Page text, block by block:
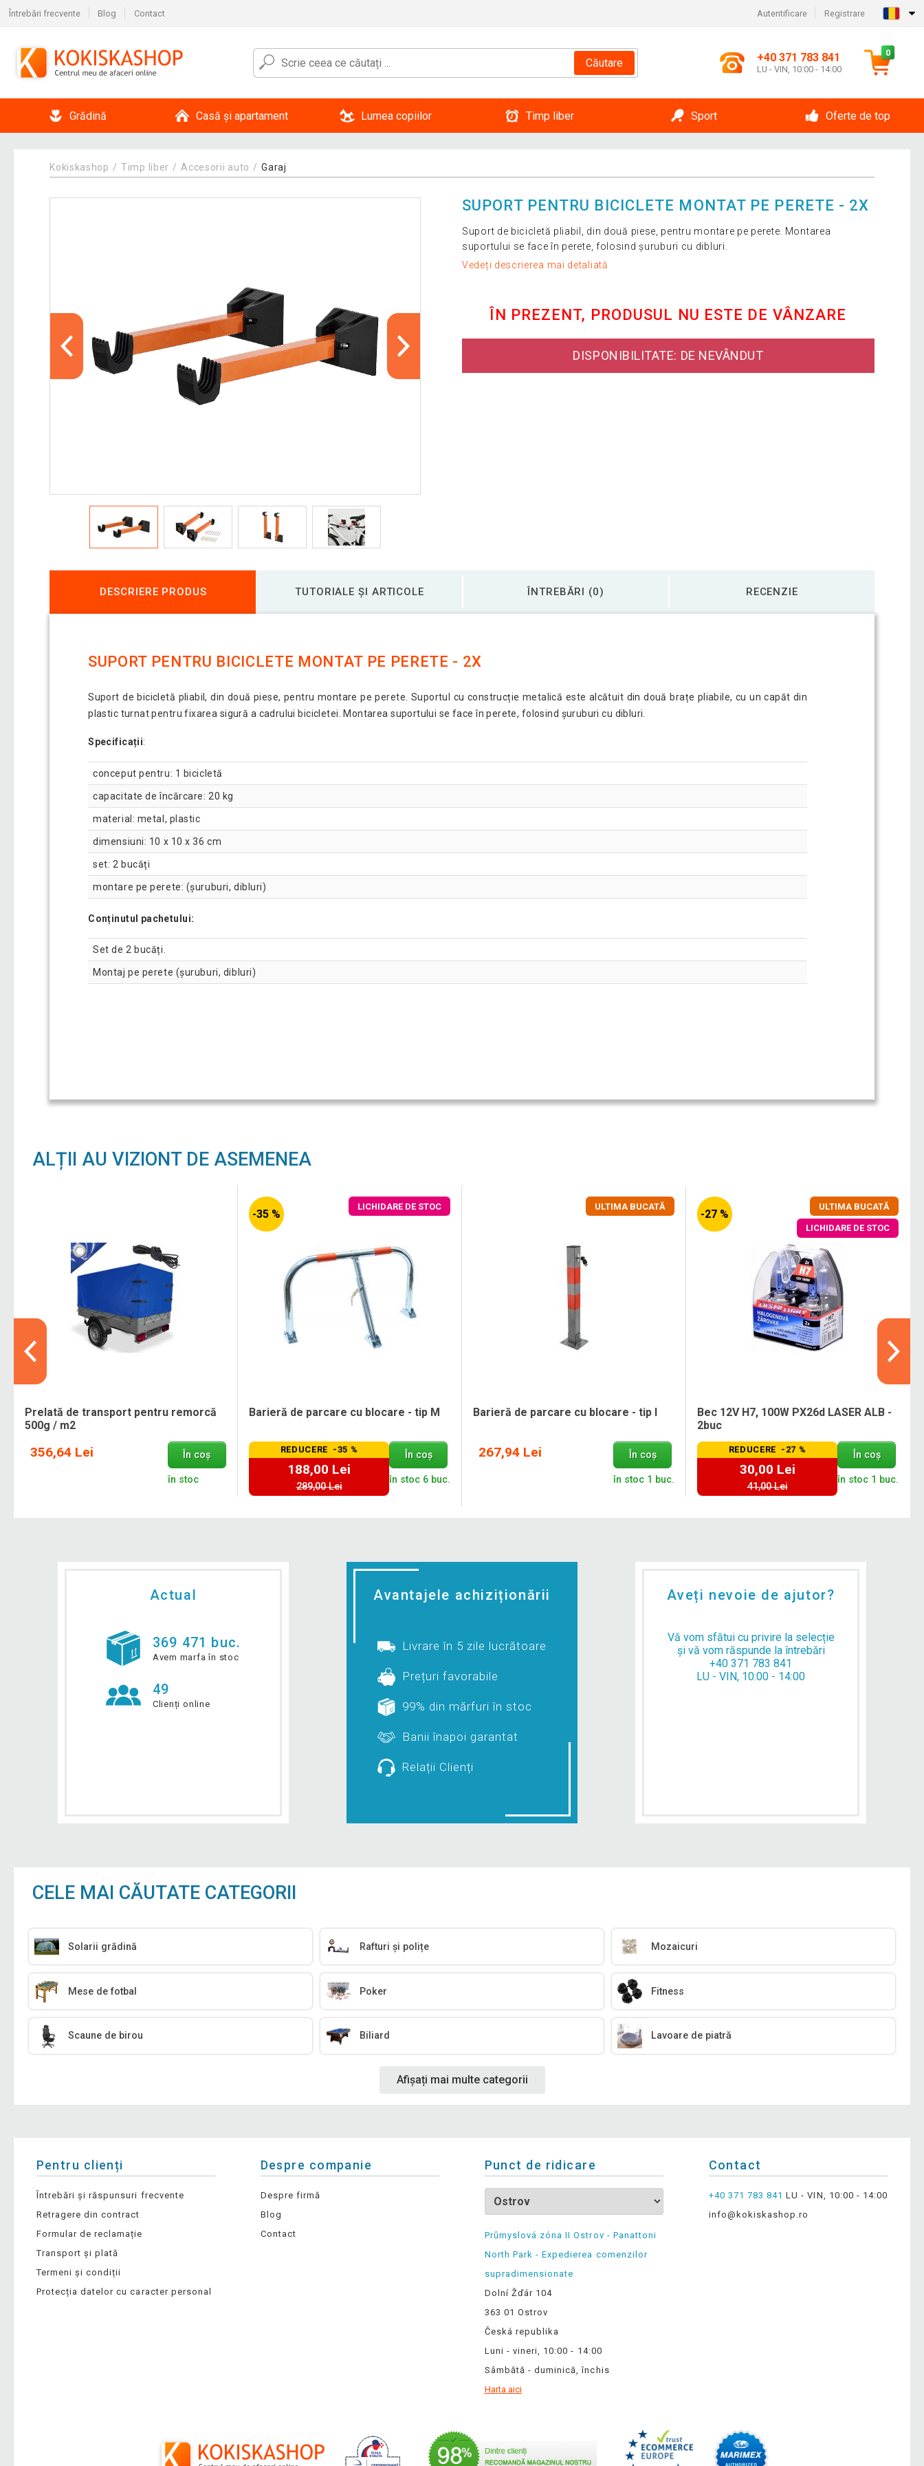
Întrebări frecvente Blog Contact Autentificare Registrare
Căutare +40 371 783 841
LU - VIN, 10:00 - 14:00
0
Grădină Casă și apartament Lumea copiilor Timp liber Sport Oferte de top
Kokiskashop Timp liber Accesorii auto Garaj
SUPORT PENTRU BICICLETE MONTAT PE PERETE - 2X
Suport de bicicletă pliabil, din două piese, pentru montare pe perete. Montarea
suportului se face în perete, folosind șuruburi cu dibluri.
Vedeți descrierea mai detaliată
ÎN PREZENT, PRODUSUL NU ESTE DE VÂNZARE
DISPONIBILITATE: DE NEVÂNDUT
DESCRIERE PRODUS TUTORIALE ȘI ARTICOLE ÎNTREBĂRI (0) RECENZIE
SUPORT PENTRU BICICLETE MONTAT PE PERETE - 2X
Suport de bicicletă pliabil, din două piese, pentru montare pe perete. Suportul cu construcție metalică este alcătuit din două brațe pliabile, cu un capăt din
plastic turnat pentru fixarea sigură a cadrului bicicletei. Montarea suportului se face în perete, folosind șuruburi cu dibluri.
Specificații:
conceput pentru: 1 bicicletă
capacitate de încărcare: 20 kg
material: metal, plastic
dimensiuni: 10 x 10 x 36 cm
set: 2 bucăți
montare pe perete: (șuruburi, dibluri)
Conținutul pachetului:
Set de 2 bucăți.
Montaj pe perete (șuruburi, dibluri)
ALȚII AU VIZIONT DE ASEMENEA
Prelată de transport pentru remorcă
500g / m2
356,64 Lei În coș
în stoc
-35 %
LICHIDARE DE STOC
Barieră de parcare cu blocare - tip M
REDUCERE -35 %
188,00 Lei
289,00 Lei
În coș
în stoc 6 buc.
ULTIMA BUCATĂ
Barieră de parcare cu blocare - tip I
267,94 Lei În coș
în stoc 1 buc.
-27 %
ULTIMA BUCATĂ
LICHIDARE DE STOC
Bec 12V H7, 100W PX26d LASER ALB -
2buc
REDUCERE -27 %
30,00 Lei
41,00 Lei
În coș
în stoc 1 buc.
Actual
369 471 buc.
Avem marfa în stoc
49
Clienți online
Avantajele achiziționării
Livrare în 5 zile lucrătoare
Prețuri favorabile
99% din mărfuri în stoc
Banii înapoi garantat
Relații Clienți
Aveți nevoie de ajutor?
Vă vom sfătui cu privire la selecție
și vă vom răspunde la întrebări
+40 371 783 841
LU - VIN, 10:00 - 14:00
CELE MAI CĂUTATE CATEGORII
Solarii grădină Rafturi și polițe Mozaicuri
Mese de fotbal Poker Fitness
Scaune de birou Biliard Lavoare de piatră
Afișați mai multe categorii
Pentru clienți
Întrebări și răspunsuri frecvente
Retragere din contract
Formular de reclamație
Transport și plată
Termeni și condiții
Protecția datelor cu caracter personal
Despre companie
Despre firmă
Blog
Contact
Punct de ridicare
Průmyslová zóna II Ostrov - Panattoni
North Park - Expedierea comenzilor
supradimensionate
Dolní Žďár 104
363 01 Ostrov
Česká republika
Luni - vineri, 10:00 - 14:00
Sâmbătă - duminică, închis
Harta aici
Contact
+40 371 783 841 LU - VIN, 10:00 - 14:00
info@kokiskashop.ro